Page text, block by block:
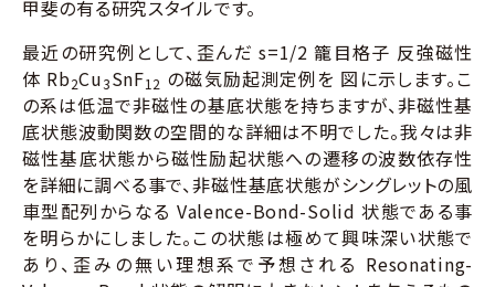
甲斐の有る研究スタイルです。
最近の研究例として、歪んだ s=1/2 籠目格子 反強磁性
体 Rb2Cu3SnF12 の磁気励起測定例を 図に示します。こ
の系は低温で非磁性の基底状態を持ちますが、非磁性基
底状態波動関数の空間的な詳細は不明でした。我々は非
磁性基底状態から磁性励起状態への遷移の波数依存性
を詳細に調べる事で、非磁性基底状態がシングレットの風
車型配列からなる Valence-Bond-Solid 状態である事
を明らかにしました。この状態は極めて興味深い状態で
あり、歪みの無い理想系で予想される Resonating-